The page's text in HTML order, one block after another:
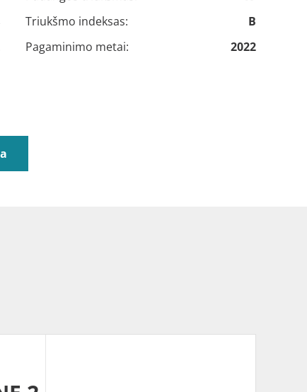
Triukšmo indeksas:
B
Pagaminimo metai:
2022